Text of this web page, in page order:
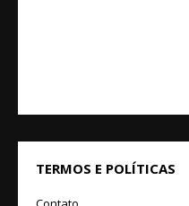
TERMOS E POLÍTICAS